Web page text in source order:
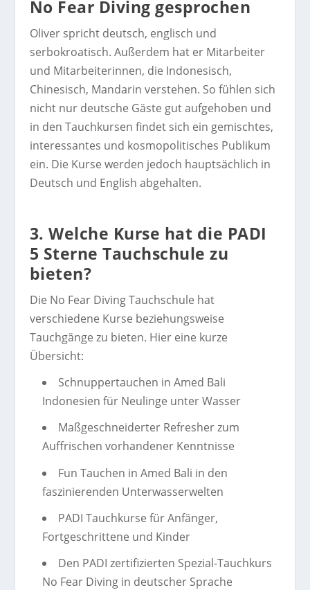
No Fear Diving gesprochen
Oliver spricht deutsch, englisch und
serbokroatisch. Außerdem hat er Mitarbeiter
und Mitarbeiterinnen, die Indonesisch,
Chinesisch, Mandarin verstehen. So fühlen sich
nicht nur deutsche Gäste gut aufgehoben und
in den Tauchkursen findet sich ein gemischtes,
interessantes und kosmopolitisches Publikum
ein. Die Kurse werden jedoch hauptsächlich in
Deutsch und English abgehalten.
3. Welche Kurse hat die PADI
5 Sterne Tauchschule zu
bieten?
Die No Fear Diving Tauchschule hat
verschiedene Kurse beziehungsweise
Tauchgänge zu bieten. Hier eine kurze
Übersicht:
Schnuppertauchen in Amed Bali
Indonesien für Neulinge unter Wasser
Maßgeschneiderter Refresher zum
Auffrischen vorhandener Kenntnisse
Fun Tauchen in Amed Bali in den
faszinierenden Unterwasserwelten
PADI Tauchkurse für Anfänger,
Fortgeschrittene und Kinder
Den PADI zertifizierten Spezial-Tauchkurs
No Fear Diving in deutscher Sprache